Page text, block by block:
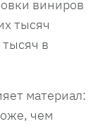
виниров
тысяч
тысяч в
материал:
чем